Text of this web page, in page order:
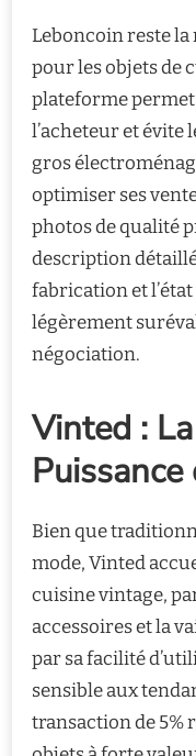
Leboncoin reste
pour les objets de
plateforme
l’acheteur et évite
gros
optimiser ses
photos de qualité
description
fabrication et
légèrement
négociation.
Vinted :
Bien que
mode, Vinted
cuisine vintage,
accessoires et la
par sa facilité
sensible aux
transaction de 5%